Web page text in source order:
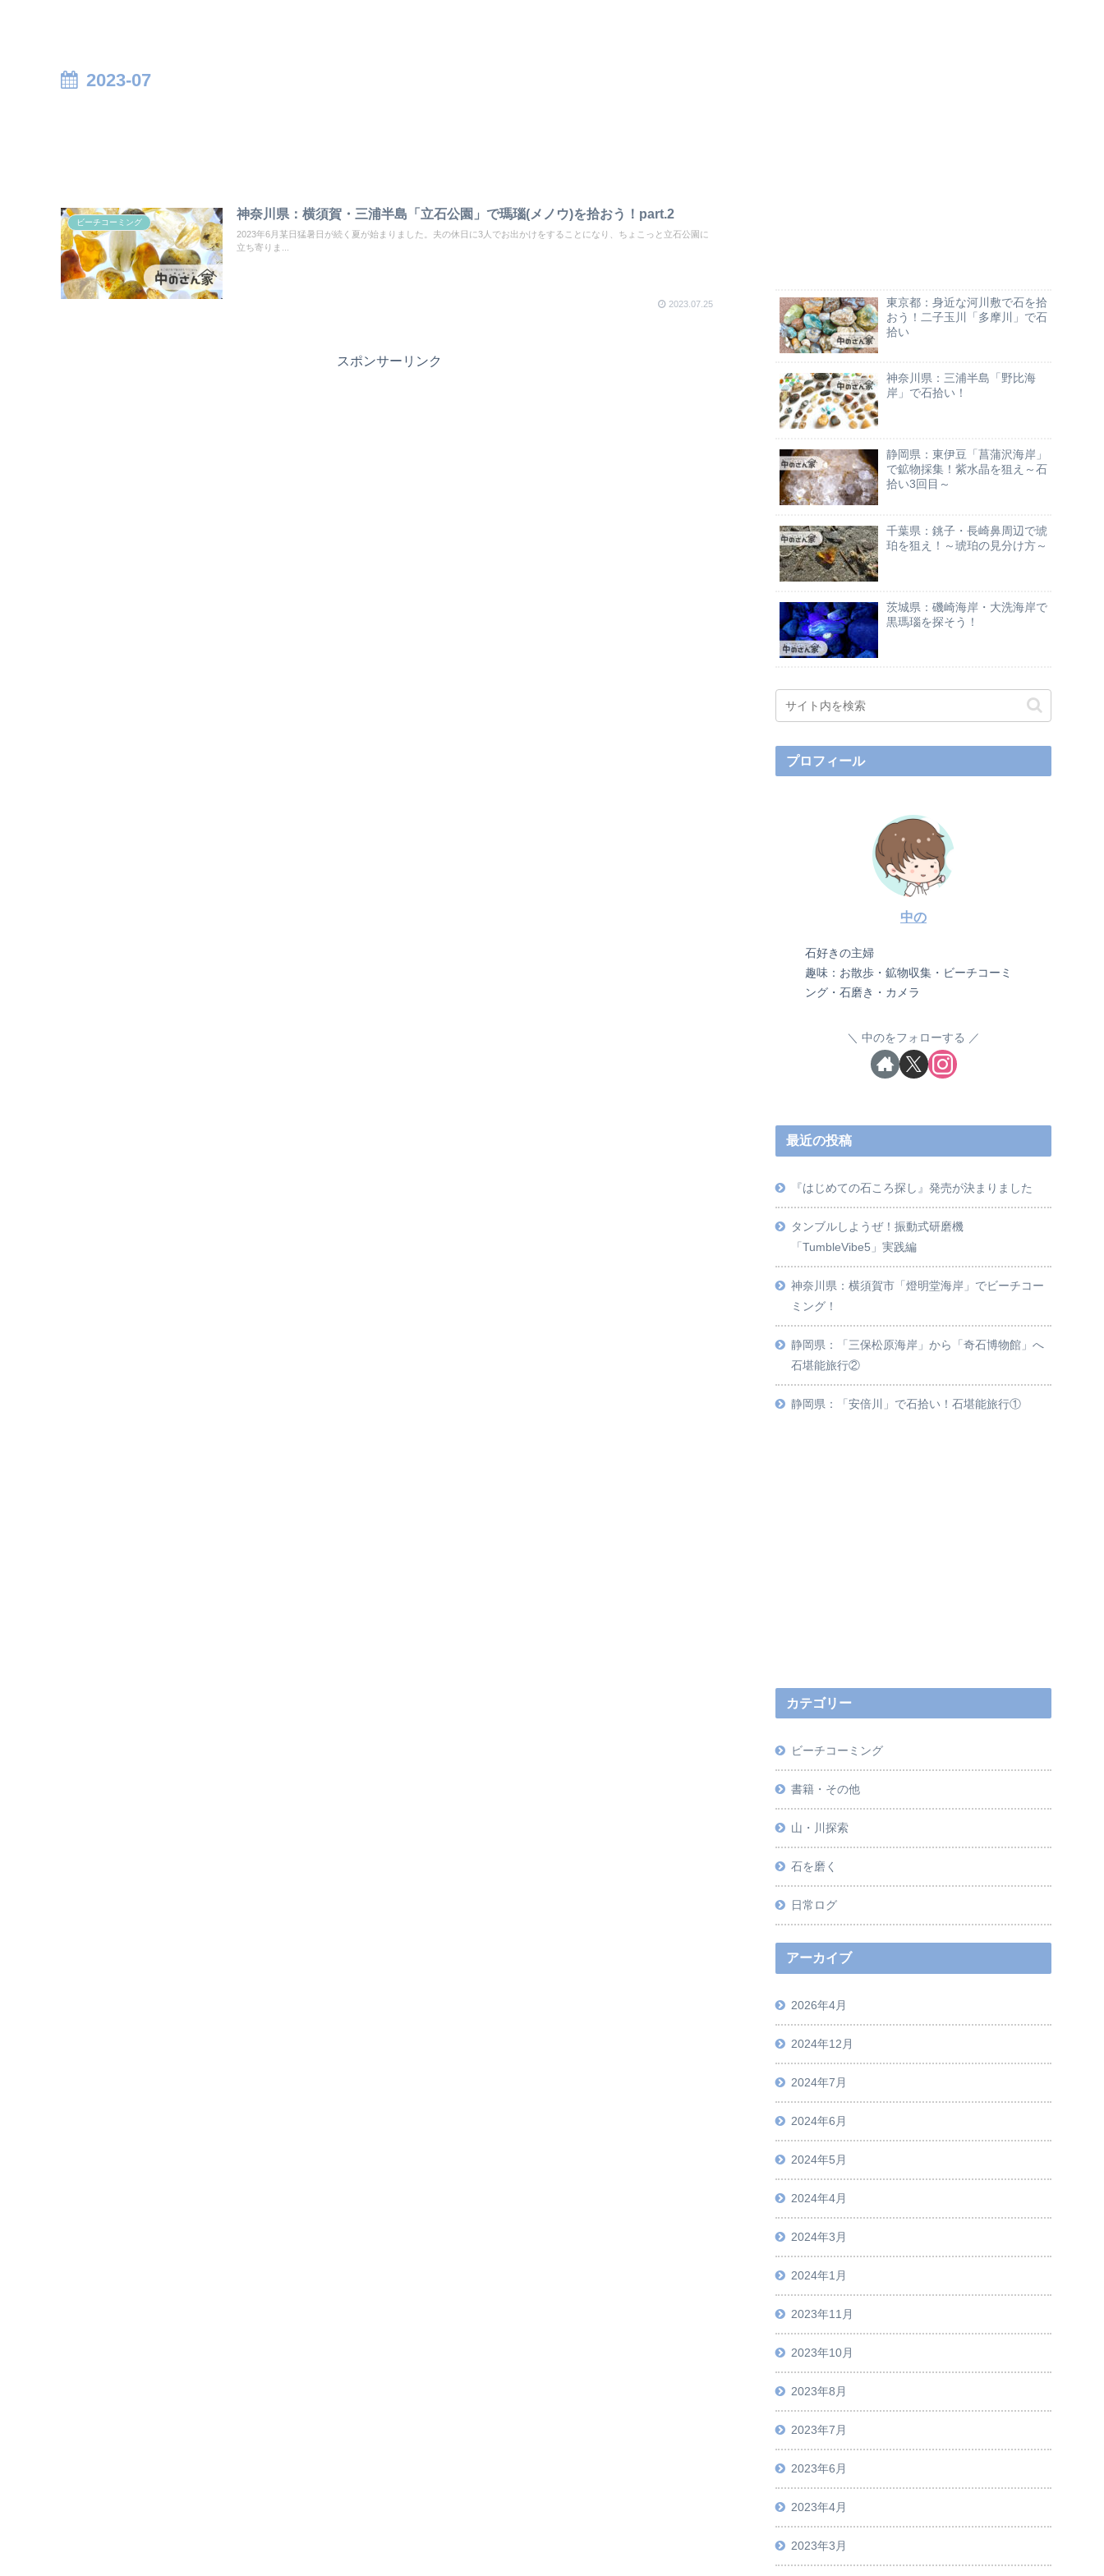
2023-07
ビーチコーミング
神奈川県：横須賀・三浦半島「立石公園」で瑪瑙(メノウ)を拾おう！part.2
2023年6月某日猛暑日が続く夏が始まりました。夫の休日に3人でお出かけをすることになり、ちょこっと立石公園に
立ち寄りま...
2023.07.25
スポンサーリンク
東京都：身近な河川敷で石を拾
おう！二子玉川「多摩川」で石
拾い
神奈川県：三浦半島「野比海
岸」で石拾い！
静岡県：東伊豆「菖蒲沢海岸」
で鉱物採集！紫水晶を狙え～石
拾い3回目～
千葉県：銚子・長崎鼻周辺で琥
珀を狙え！～琥珀の見分け方～
茨城県：磯崎海岸・大洗海岸で
黒瑪瑙を探そう！
プロフィール
中の
石好きの主婦
趣味：お散歩・鉱物収集・ビーチコーミ
ング・石磨き・カメラ
中のをフォローする
最近の投稿
『はじめての石ころ探し』発売が決まりました
タンブルしようぜ！振動式研磨機
「TumbleVibe5」実践編
神奈川県：横須賀市「燈明堂海岸」でビーチコー
ミング！
静岡県：「三保松原海岸」から「奇石博物館」へ
石堪能旅行②
静岡県：「安倍川」で石拾い！石堪能旅行①
カテゴリー
ビーチコーミング
書籍・その他
山・川探索
石を磨く
日常ログ
アーカイブ
2026年4月
2024年12月
2024年7月
2024年6月
2024年5月
2024年4月
2024年3月
2024年1月
2023年11月
2023年10月
2023年8月
2023年7月
2023年6月
2023年4月
2023年3月